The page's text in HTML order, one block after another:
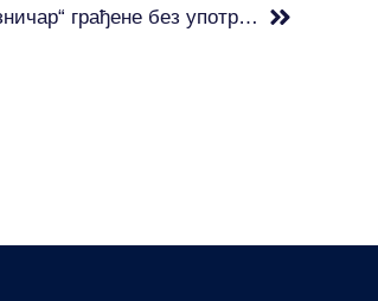
НПС Панчево: Трибине стадиона ФК ,,Железничар“ грађене без употребне дозволе, боравак на њима опасан